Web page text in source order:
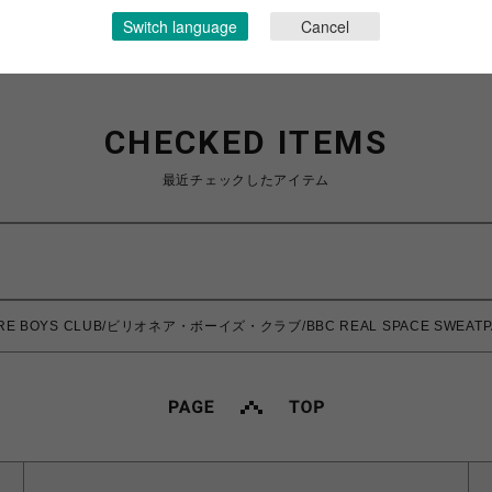
CHECKED ITEMS
最近チェックしたアイテム
BOYS CLUB/ビリオネア・ボーイズ・クラブ/BBC REAL SPACE
Switch language Cancel